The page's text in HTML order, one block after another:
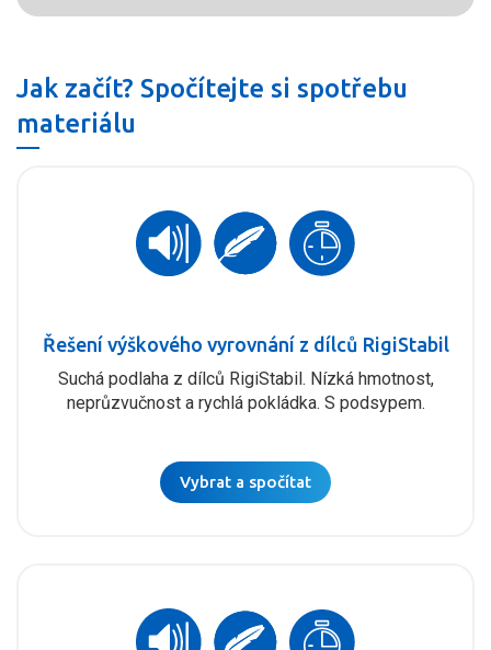
Jak začít? Spočítejte si spotřebu
materiálu
Řešení výškového vyrovnání z dílců RigiStabil
Suchá podlaha z dílců RigiStabil. Nízká hmotnost,
neprůzvučnost a rychlá pokládka. S podsypem.
Vybrat a spočítat